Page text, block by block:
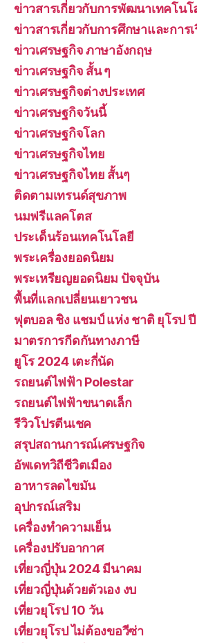
ข่าวสารเกี่ยวกับการพัฒนาเทคโน
ข่าวสารเกี่ยวกับการศึกษาและการ
ข่าวเศรษฐกิจ ภาษาอังกฤษ
ข่าวเศรษฐกิจ สั้น ๆ
ข่าวเศรษฐกิจต่างประเทศ
ข่าวเศรษฐกิจวันนี้
ข่าวเศรษฐกิจโลก
ข่าวเศรษฐกิจไทย
ข่าวเศรษฐกิจไทย สั้นๆ
ติดตามเทรนด์สุขภาพ
นมฟรีแลคโตส
ประเด็นร้อนเทคโนโลยี
พระเครื่องยอดนิยม
พระเหรียญยอดนิยม ปัจจุบัน
พื้นที่แลกเปลี่ยนเยาวชน
ฟุตบอล ชิง แชมป์ แห่ง ชาติ ยุโรป
มาตรการกีดกันทางภาษี
ยูโร 2024 เตะกี่นัด
รถยนต์ไฟฟ้า Polestar
รถยนต์ไฟฟ้าขนาดเล็ก
รีวิวโปรตีนเชค
สรุปสถานการณ์เศรษฐกิจ
อัพเดทวิถีชีวิตเมือง
อาหารลดไขมัน
อุปกรณ์เสริม
เครื่องทำความเย็น
เครื่องปรับอากาศ
เที่ยวญี่ปุ่น 2024 มีนาคม
เที่ยวญี่ปุ่นด้วยตัวเอง งบ
เที่ยวยุโรป 10 วัน
เที่ยวยุโรป ไม่ต้องขอวีซ่า